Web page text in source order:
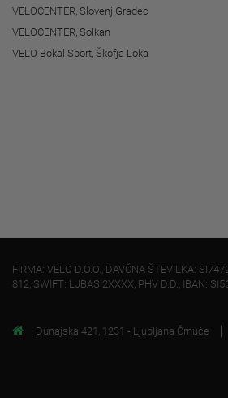
VELOCENTER, Slovenj Gradec
VELOCENTER, Solkan
VELO Bokal Sport, Škofja Loka
FIRMA: VELO D.O.O., DAVČNA ŠTEVILKA:
812, SWIFT: LJBASI2XXXX, PHV D.D., IBAN:
Dunajska 421, 1231 - Ljubljana Črnuče